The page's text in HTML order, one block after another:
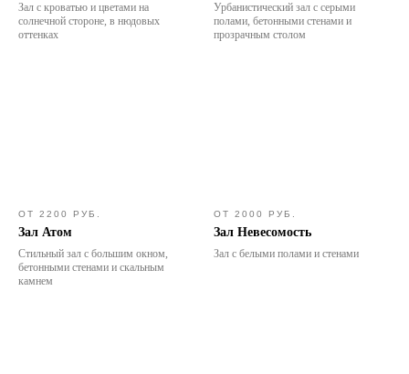
Зал с кроватью и цветами на
солнечной стороне, в нюдовых
оттенках
Урбанистический зал с серыми
полами, бетонными стенами и
прозрачным столом
ОТ 2200 РУБ.
Зал Атом
Стильный зал с большим окном,
бетонными стенами и скальным
камнем
ОТ 2000 РУБ.
Зал Невесомость
Зал с белыми полами и стенами